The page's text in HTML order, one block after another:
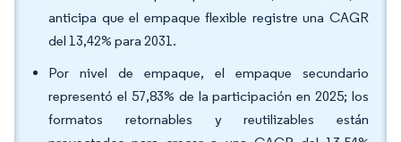
anticipa que el empaque flexible registre una CAGR
del 13,42% para 2031.
Por nivel de empaque, el empaque secundario
representó el 57,83% de la participación en 2025; los
formatos retornables y reutilizables están